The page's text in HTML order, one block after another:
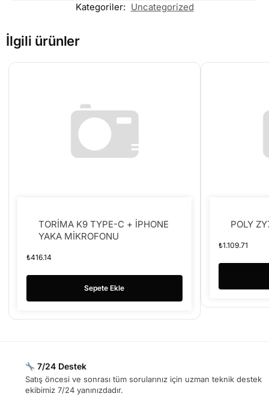
Kategoriler: Uncategorized
İlgili ürünler
TORİMA K9 TYPE-C + İPHONE
YAKA MİKROFONU
₺416.14
Sepete Ekle
POLY
₺1.109.71
7/24 Destek
Satış öncesi ve sonrası tüm sorularınız için uzman teknik destek
ekibimiz 7/24 yanınızdadır.